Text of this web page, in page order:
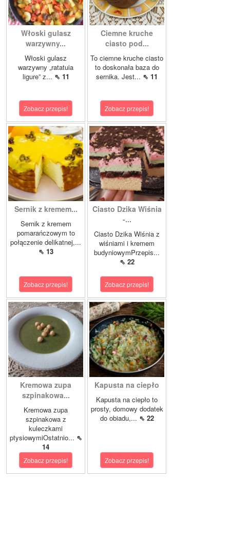
Włoski gulasz
warzywny...
Włoski gulasz
warzywny „ratatuia
ligure” z... ⇖ 11
Zobacz przepis!
Ciemne kruche
ciasto pod...
To ciemne kruche ciasto
to doskonała baza do
sernika. Jest... ⇖ 11
Zobacz przepis!
Sernik z kremem...
Sernik z kremem
pomarańczowym to
połączenie delikatnej,...
⇖ 13
Zobacz przepis!
Ciasto Dzika Wiśnia
-...
Ciasto Dzika Wiśnia z
wiśniami i kremem
budyniowymPrzepis...
⇖ 22
Zobacz przepis!
Kremowa zupa
szpinakowa...
Kremowa zupa
szpinakowa z
kuleczkami
ptysiowymiOstatnio... ⇖
14
Zobacz przepis!
Kapusta na ciepło
Kapusta na ciepło to
prosty, domowy dodatek
do obiadu,... ⇖ 22
Zobacz przepis!